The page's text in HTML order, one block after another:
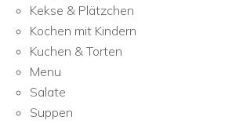
Kekse & Plätzchen
Kochen mit Kindern
Kuchen & Torten
Menu
Salate
Suppen